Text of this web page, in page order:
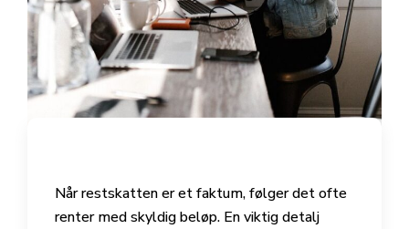
Når restskatten er et faktum, følger det ofte
renter med skyldig beløp. En viktig detalj